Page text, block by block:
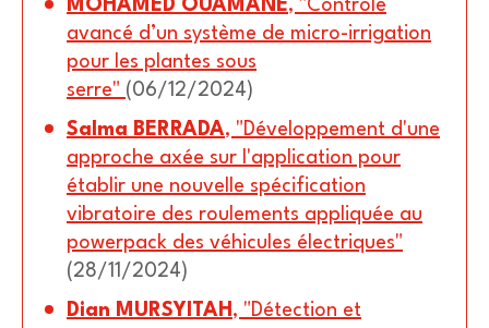
MOHAMED OUAMANE, "Contrôle
avancé d’un système de micro-irrigation
pour les plantes sous
serre" (06/12/2024)
Salma BERRADA, "Développement d'une
approche axée sur l'application pour
établir une nouvelle spécification
vibratoire des roulements appliquée au
powerpack des véhicules électriques"
(28/11/2024)
Dian MURSYITAH , "Détection et